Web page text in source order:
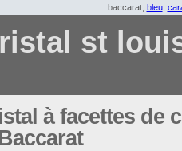
baccarat, bleu,
st
à facettes de